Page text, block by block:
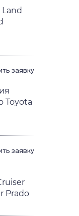
Land
заявку
Toyota
заявку
Prado